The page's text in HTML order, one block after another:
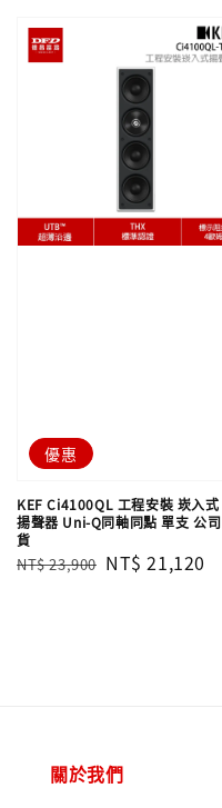
優惠
KEF Ci4100QL 工程安裝 崁入式
揚聲器 Uni-Q同軸同點 單支​​​​​​​ 公司
貨
Regular
NT$ 23,900 Sale
NT$ 21,120
關於我們